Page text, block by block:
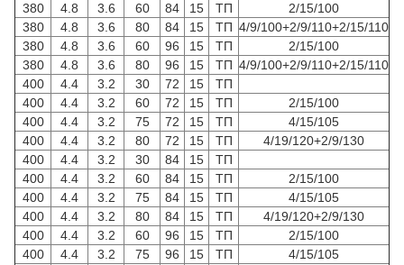
380
4.8 3.6 60 84 15 ТП
2/15/100
380
4.8 3.6 80 84 15 ТП 4/9/100+2/9/110+2/15/110
380
4.8 3.6 60 96 15 ТП
2/15/100
380
4.8 3.6 80 96 15 ТП 4/9/100+2/9/110+2/15/110
400
4.4 3.2 30 72 15
ТП
400
4.4 3.2 60 72 15 ТП
2/15/100
400
4.4 3.2 75 72 15 ТП
4/15/105
400
4.4 3.2 80 72 15 ТП
4/19/120+2/9/130
400
4.4 3.2 30 84 15
ТП
400
4.4 3.2 60 84 15 ТП
2/15/100
400
4.4 3.2 75 84 15 ТП
4/15/105
400
4.4 3.2 80 84 15 ТП
4/19/120+2/9/130
400
4.4 3.2 60 96 15 ТП
2/15/100
400
4.4 3.2 75 96 15 ТП
4/15/105